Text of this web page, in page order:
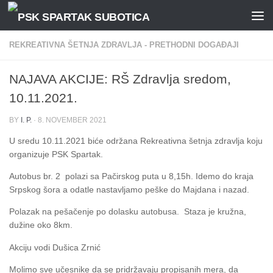
Skip to content
REKREATIVNA ŠETNJA ZDRAVLJA - PRETHODNI DOGAĐAJI
NAJAVA AKCIJE: RŠ Zdravlja sredom,
10.11.2021.
BY I. P. · 8. NOVEMBER 2021
U sredu 10.11.2021 biće održana Rekreativna šetnja zdravlja koju
organizuje PSK Spartak.
Autobus br. 2 polazi sa Pačirskog puta u 8,15h. Idemo do kraja
Srpskog šora a odatle nastavljamo peške do Majdana i nazad.
Polazak na pešačenje po dolasku autobusa. Staza je kružna,
dužine oko 8km.
Akciju vodi Dušica Zrnić
Molimo sve učesnike da se pridržavaju propisanih mera, da